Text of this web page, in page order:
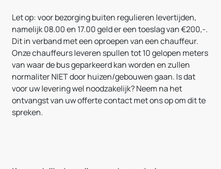
Let op: voor bezorging buiten regulieren levertijden,
namelijk 08.00 en 17.00 geld er een toeslag van €200,-.
Dit in verband met een oproepen van een chauffeur.
Onze chauffeurs leveren spullen tot 10 gelopen meters
van waar de bus geparkeerd kan worden en zullen
normaliter NIET door huizen/gebouwen gaan. Is dat
voor uw levering wel noodzakelijk? Neem na het
ontvangst van uw offerte contact met ons op om dit te
spreken.